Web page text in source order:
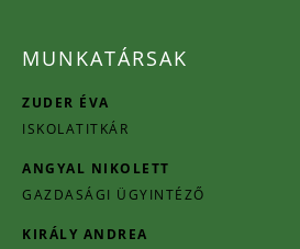
MUNKATÁRSAK
ZUDER ÉVA
ISKOLATITKÁR
ANGYAL NIKOLETT
GAZDASÁGI ÜGYINTÉZŐ
KIRÁLY ANDREA